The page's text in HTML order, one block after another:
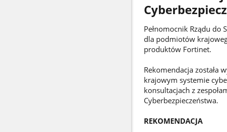
Pełnomocnik Rządu do
dla podmiotów
produktów Fortinet.
Rekomendacja została
krajowym systemie
konsultacjach z
Cyberbezpieczeństwa.
REKOMENDACJA